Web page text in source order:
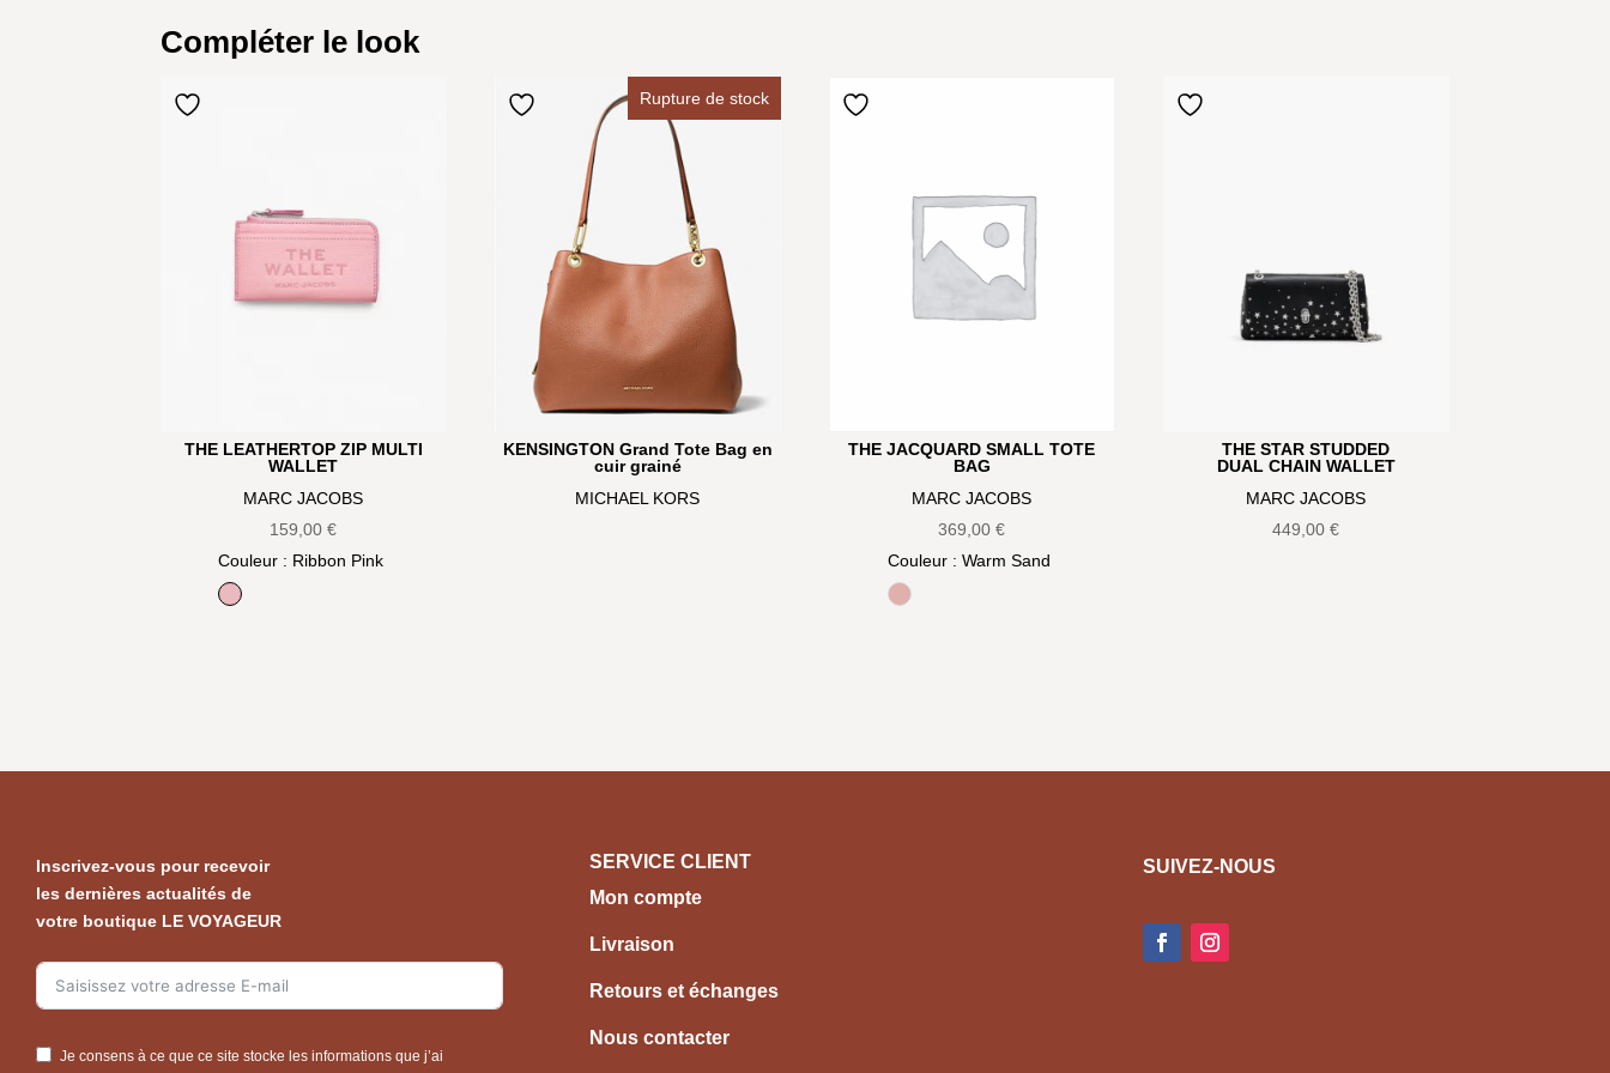
Compléter le look
THE LEATHERTOP ZIP MULTI
WALLET
MARC JACOBS
159,00€
Couleur: Ribbon Pink
Ribbon Pink
Rupture de stock
KENSINGTON Grand Tote Bag en
cuir grainé
MICHAEL KORS
THE JACQUARD SMALL TOTE
BAG
MARC JACOBS
369,00€
Couleur: Warm Sand
Rose
THE STAR STUDDED
DUAL CHAIN WALLET
MARC JACOBS
449,00€
Inscrivez-vous pour recevoir
les dernières actualités de
votre boutique LE VOYAGEUR
Je consens à ce que ce site stocke les informations que j’ai
SERVICE CLIENT
Mon compte
Livraison
Retours et échanges
Nous contacter
SUIVEZ-NOUS